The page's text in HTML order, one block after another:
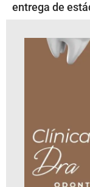
entrega de